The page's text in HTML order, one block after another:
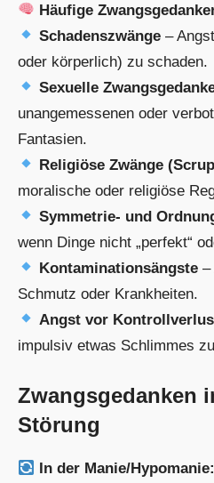
Häufige
Schadenszwänge –
oder körperlich) zu schaden.
Sexuelle
unangemessenen oder
Fantasien.
Religiöse Zwänge
moralische oder religiöse
Symmetrie- und
wenn Dinge nicht „perfekt“
Kontaminationsängste –
Schmutz oder Krankheiten.
Angst vor
impulsiv etwas Schlimmes
Zwangsgedanken
Störung
In der Manie/Hypomanie: